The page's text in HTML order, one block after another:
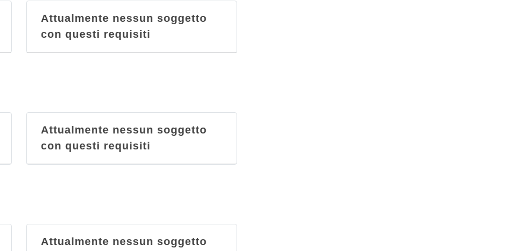
Attualmente nessun soggetto
con questi requisiti
Attualmente nessun soggetto
con questi requisiti
Attualmente nessun soggetto